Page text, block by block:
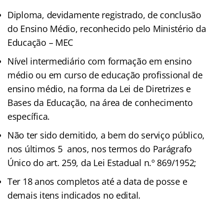
Diploma, devidamente registrado, de conclusão
do Ensino Médio, reconhecido pelo Ministério da
Educação – MEC
Nível intermediário com formação em ensino
médio ou em curso de educação profissional de
ensino médio, na forma da Lei de Diretrizes e
Bases da Educação, na área de conhecimento
específica.
Não ter sido demitido, a bem do serviço público,
nos últimos 5 anos, nos termos do Parágrafo
Único do art. 259, da Lei Estadual n.º 869/1952;
Ter 18 anos completos até a data de posse e
demais itens indicados no edital.